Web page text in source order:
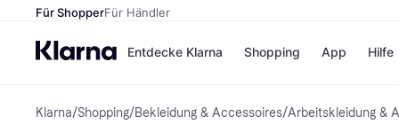
Für ShopperFür Händler
Entdecke Klarna
Zahlungsmethoden
Shopping
Shops
App Hilfe
Klarna/Shopping/Bekleidung & Accessoires/Arbeitskleidung &